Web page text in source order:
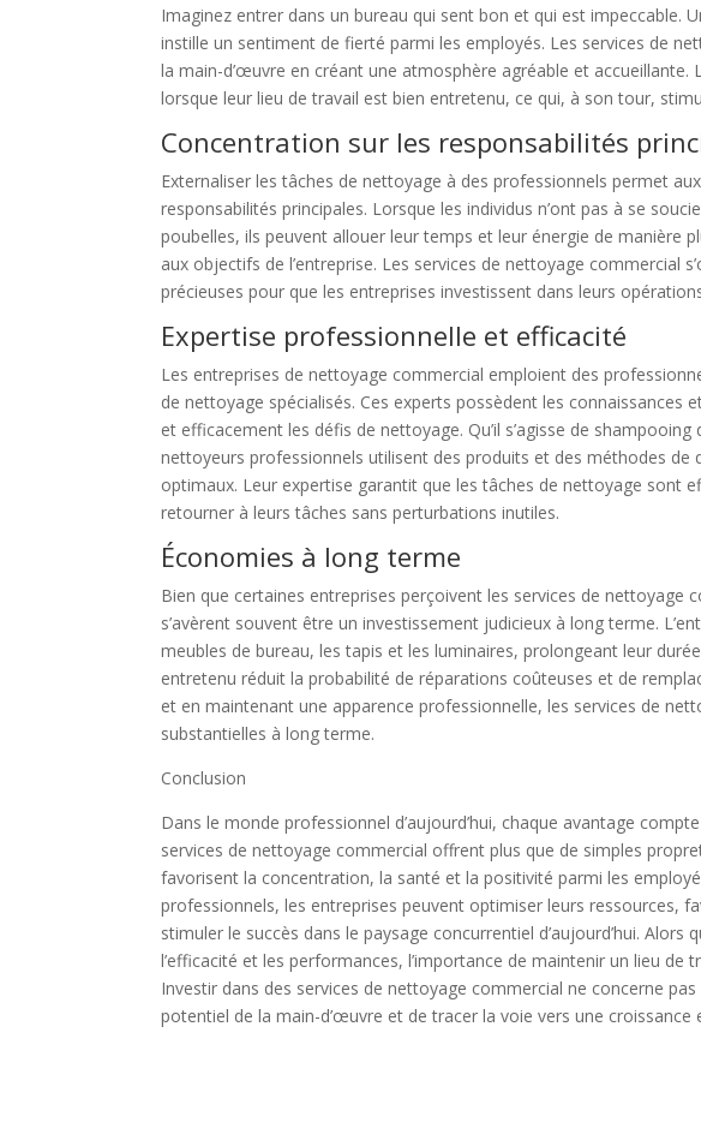
Imaginez entrer dans un bureau qui sent bon et qui est impeccable.
instille un sentiment de fierté parmi les employés. Les services de
la main-d’œuvre en créant une atmosphère agréable et
lorsque leur lieu de travail est bien entretenu, ce qui, à son tour,
Concentration sur les responsabilités
Externaliser les tâches de nettoyage à des professionnels permet
responsabilités principales. Lorsque les individus n’ont pas à se
poubelles, ils peuvent allouer leur temps et leur énergie de manière
aux objectifs de l’entreprise. Les services de nettoyage commercial
précieuses pour que les entreprises investissent dans leurs
Expertise professionnelle et efficacité
Les entreprises de nettoyage commercial emploient des
de nettoyage spécialisés. Ces experts possèdent les connaissances
et efficacement les défis de nettoyage. Qu’il s’agisse de
nettoyeurs professionnels utilisent des produits et des méthodes de
optimaux. Leur expertise garantit que les tâches de nettoyage sont
retourner à leurs tâches sans perturbations inutiles.
Économies à long terme
Bien que certaines entreprises perçoivent les services de nettoyage
s’avèrent souvent être un investissement judicieux à long terme.
meubles de bureau, les tapis et les luminaires, prolongeant leur
entretenu réduit la probabilité de réparations coûteuses et de
et en maintenant une apparence professionnelle, les services de
substantielles à long terme.
Conclusion
Dans le monde professionnel d’aujourd’hui, chaque avantage
services de nettoyage commercial offrent plus que de simples
favorisent la concentration, la santé et la positivité parmi les
professionnels, les entreprises peuvent optimiser leurs ressources,
stimuler le succès dans le paysage concurrentiel d’aujourd’hui.
l’efficacité et les performances, l’importance de maintenir un lieu
Investir dans des services de nettoyage commercial ne concerne
potentiel de la main-d’œuvre et de tracer la voie vers une croissance